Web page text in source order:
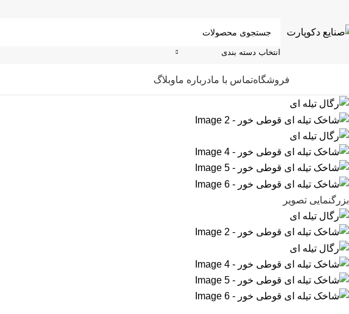
انتخاب دسته بندی
فروشگاهتماس با مادرباره ماوبلاگ
بزرگنمایی تصویر